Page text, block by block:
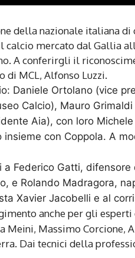
della nazionale italiana di
calcio mercato dal Gallia
A conferirgli il
di MCL, Alfonso Luzzi.
Daniele Ortolano (vice
Calcio), Mauro
Aia), con loro
con Coppola. A
a Federico Gatti,
e Rolando Madragora,
Xavier Jacobelli e al
anche per gli
Meini, Massimo Corcione,
Dai tecnici della